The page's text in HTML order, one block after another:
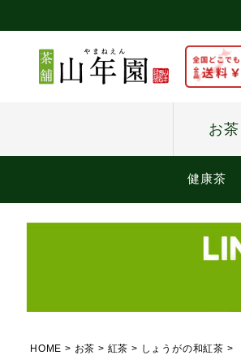
お茶
健康茶
HOME お茶 紅茶 しょうがの和紅茶